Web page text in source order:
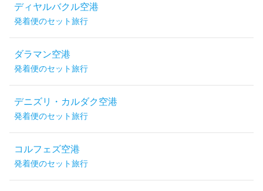
ディヤルバクル空港
発着便のセット旅行
ダラマン空港
発着便のセット旅行
デニズリ・カルダク空港
発着便のセット旅行
コルフェズ空港
発着便のセット旅行